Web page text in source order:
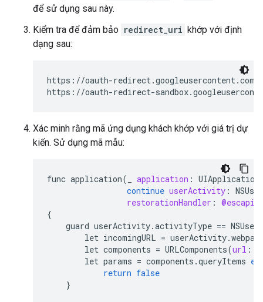
để sử dụng sau này.
Kiểm tra để đảm bảo redirect_uri khớp với định
dạng sau:
https://oauth-redirect.googleusercontent.com/
https://oauth-redirect-
Xác minh rằng mã ứng dụng khách khớp với giá trị dự
kiến. Sử dụng mã mẫu:
func application( application : UIApplication
continue userActivity :
restorationHandler :
{
guard userActivity.activityType ==
let incomingURL = userActivity.
let components = URLComponents(url :
let params = components .queryItems
return false
}